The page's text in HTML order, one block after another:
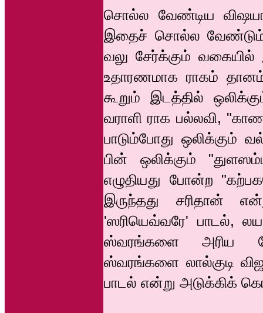
சொல்ல வேண்டிய
இதைச் சொல்ல வேண்டும்
வலு சேர்க்கும்
உதாரணமாக ராகம்
கூறும் இடத்தில்
வராளி ராக பல்லவி,
பாடும்போது ஒலிக்கும்
பின் ஒலிக்கும்
எழுதியது போன்ற
இருந்தது சரிதான்
'ஸரியெவ்வரே' பாடல்,
ஸ்வரங்களை அரிய
ஸ்வரங்களை லால்குடி
பாடல் என்று அடுக்கிக்